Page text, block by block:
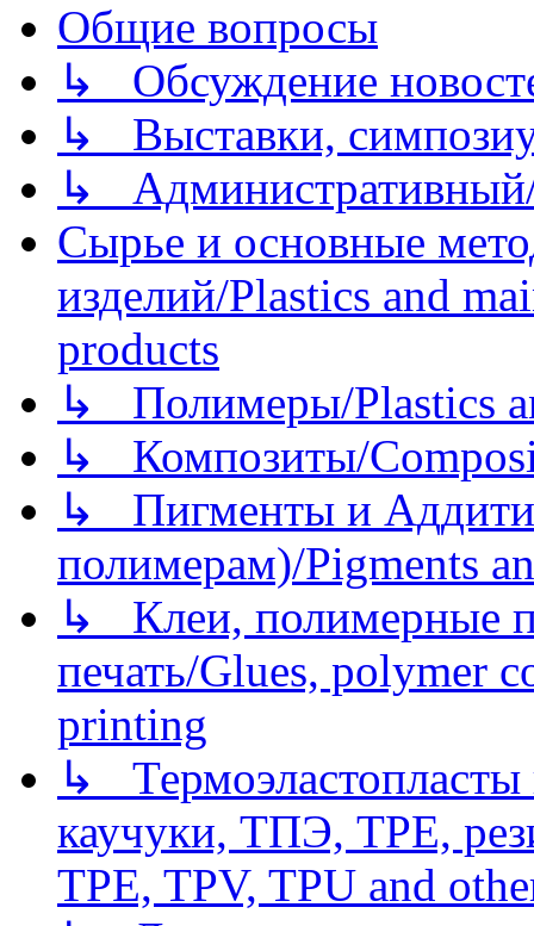
Общие вопросы
↳ Обсуждение
↳ Выставки,
↳
Сырье и основные
изделий/Plastics and
products
↳ Полимеры/Plastics
↳ Композиты/
↳ Пигменты и
полимерам)/Pigments
↳ Клеи, полимерные
печать/Glues, polymer
printing
↳
каучуки, ТПЭ, TPE,
TPE, TPV, TPU and